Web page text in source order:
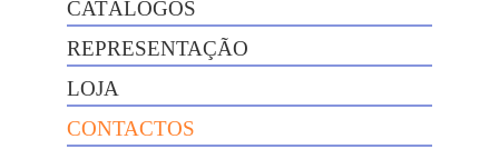
CATÁLOGOS
REPRESENTAÇÃO
LOJA
CONTACTOS